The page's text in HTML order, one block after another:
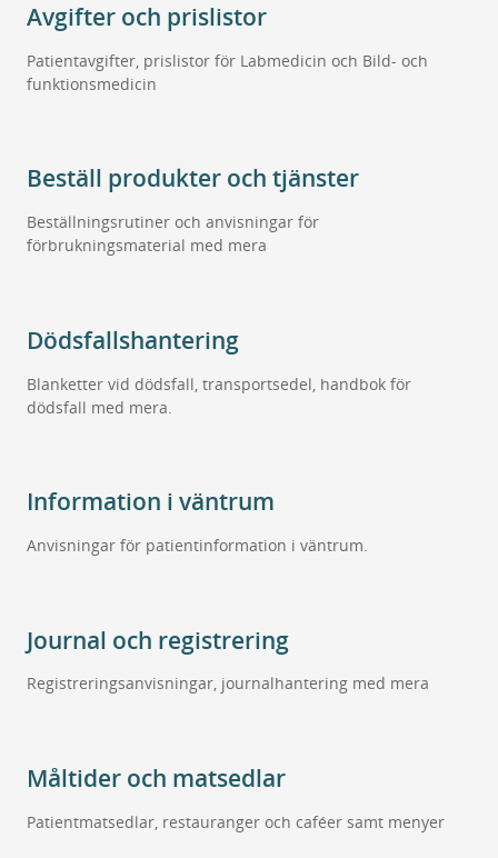
Avgifter och prislistor
Patientavgifter, prislistor för Labmedicin och Bild- och
funktionsmedicin
Beställ produkter och tjänster
Beställningsrutiner och anvisningar för
förbrukningsmaterial med mera
Dödsfallshantering
Blanketter vid dödsfall, transportsedel, handbok för
dödsfall med mera.
Information i väntrum
Anvisningar för patientinformation i väntrum.
Journal och registrering
Registreringsanvisningar, journalhantering med mera
Måltider och matsedlar
Patientmatsedlar, restauranger och caféer samt menyer